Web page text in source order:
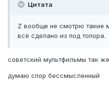
Цитата
Z вообще не смотрю такие
всё сделано из под топора.
советский мультфильмы так
думаю спор бессмысленный